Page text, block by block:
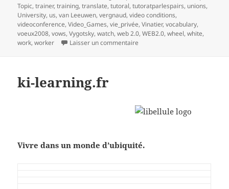
Topic,trainer,training,translate,tutoral,tutoratparlespairs, unions,
University, us,van Leeuwen,vergnaud,video conditions,
videoconference,Video_Games,vie_privée,Vinatier,vocabulary,
voeux2008,vows,Vygotsky,watch,web 2.0,WEB2.0,wheel,white,
work,worker Laisser un commentaire
ki-learning.fr
Vivre dans un monde d’ubiquité.